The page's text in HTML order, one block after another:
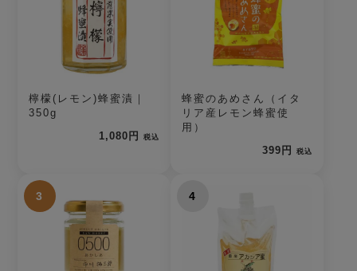
檸檬(レモン)蜂蜜漬｜
350g
1,080円
税込
蜂蜜のあめさん（イタ
リア産レモン蜂蜜使
用）
399円
税込
3 4